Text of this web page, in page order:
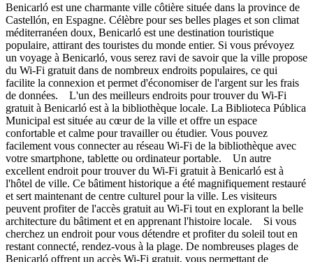
Benicarló est une charmante ville côtière située dans la province de
Castellón, en Espagne. Célèbre pour ses belles plages et son climat
méditerranéen doux, Benicarló est une destination touristique
populaire, attirant des touristes du monde entier. Si vous prévoyez
un voyage à Benicarló, vous serez ravi de savoir que la ville propose
du Wi-Fi gratuit dans de nombreux endroits populaires, ce qui
facilite la connexion et permet d'économiser de l'argent sur les frais
de données. L'un des meilleurs endroits pour trouver du Wi-Fi
gratuit à Benicarló est à la bibliothèque locale. La Biblioteca Pública
Municipal est située au cœur de la ville et offre un espace
confortable et calme pour travailler ou étudier. Vous pouvez
facilement vous connecter au réseau Wi-Fi de la bibliothèque avec
votre smartphone, tablette ou ordinateur portable. Un autre
excellent endroit pour trouver du Wi-Fi gratuit à Benicarló est à
l'hôtel de ville. Ce bâtiment historique a été magnifiquement restauré
et sert maintenant de centre culturel pour la ville. Les visiteurs
peuvent profiter de l'accès gratuit au Wi-Fi tout en explorant la belle
architecture du bâtiment et en apprenant l'histoire locale. Si vous
cherchez un endroit pour vous détendre et profiter du soleil tout en
restant connecté, rendez-vous à la plage. De nombreuses plages de
Benicarló offrent un accès Wi-Fi gratuit, vous permettant de